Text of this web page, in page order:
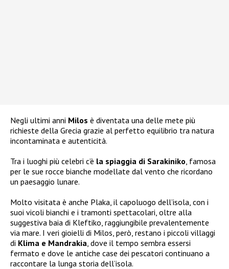
Negli ultimi anni Milos è diventata una delle mete più
richieste della Grecia grazie al perfetto equilibrio tra natura
incontaminata e autenticità.
Tra i luoghi più celebri c’è la spiaggia di Sarakiniko , famosa
per le sue rocce bianche modellate dal vento che ricordano
un paesaggio lunare.
Molto visitata è anche Plaka, il capoluogo dell’isola, con i
suoi vicoli bianchi e i tramonti spettacolari, oltre alla
suggestiva baia di Kleftiko, raggiungibile prevalentemente
via mare. I veri gioielli di Milos, però, restano i piccoli villaggi
di Klima e Mandrakia , dove il tempo sembra essersi
fermato e dove le antiche case dei pescatori continuano a
raccontare la lunga storia dell’isola.